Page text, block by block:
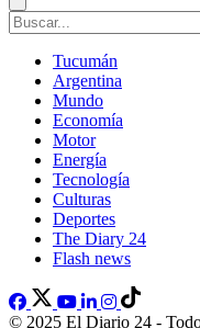
Tucumán
Argentina
Mundo
Economía
Motor
Energía
Tecnología
Culturas
Deportes
The Diary 24
Flash news
© 2025 El Diario 24 -